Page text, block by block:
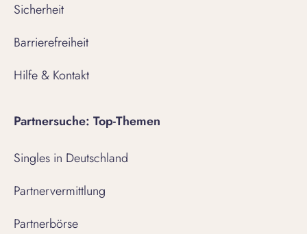
Sicherheit
Barrierefreiheit
Hilfe & Kontakt
Partnersuche: Top-Themen
Singles in Deutschland
Partnervermittlung
Partnerbörse